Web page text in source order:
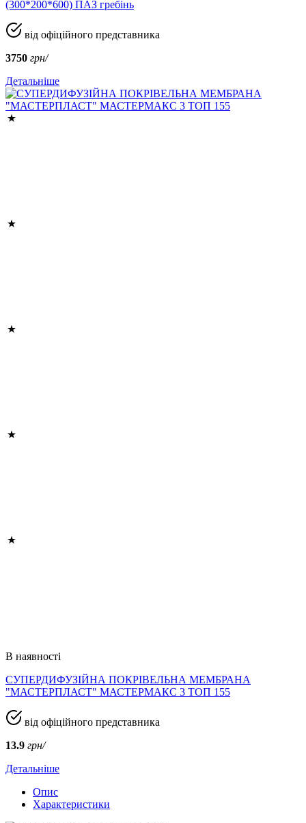
(300*200*600) ПАЗ гребінь
від офіційного представника
3750 грн/
Детальніше
В наявності
СУПЕРДИФУЗІЙНА ПОКРІВЕЛЬНА МЕМБРАНА
"МАСТЕРПЛАСТ" МАСТЕРМАКС 3 ТОП 155
від офіційного представника
13.9 грн/
Детальніше
Опис
Характеристики